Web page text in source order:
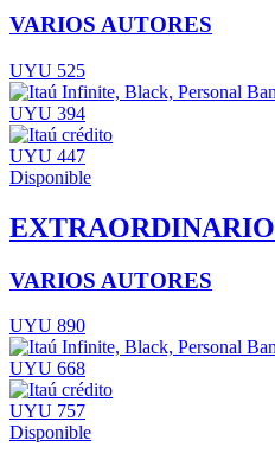
VARIOS AUTORES
UYU 525
UYU 394
UYU 447
Disponible
VARIOS AUTORES
UYU 890
UYU 668
UYU 757
Disponible